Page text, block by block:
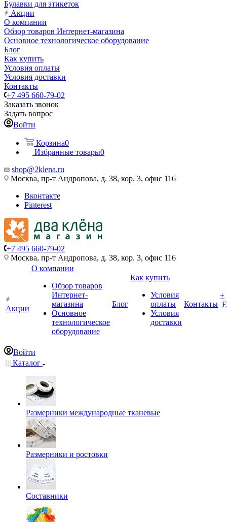
Булавки для этикеток
Акции
О компании
Обзор товаров Интернет-магазина
Основное технологическое оборудование
Блог
Как купить
Условия оплаты
Условия доставки
Контакты
+7 495 660-79-02
Заказать звонок
Задать вопрос
Войти
Корзина0
Избранные товары0
shop@2klena.ru
Москва, пр-т Андропова, д. 38, кор. 3, офис 116
Вконтакте
Pinterest
+7 495 660-79-02
Москва, пр-т Андропова, д. 38, кор. 3, офис 116
Акции
О компании
Обзор товаров
Интернет-
магазина
Основное
технологическое
оборудование
Блог
Как купить
Условия
оплаты
Условия
доставки
Контакты
+
Войти
Каталог
Размерники международные тканевые
Размерники и ростовки
Составники